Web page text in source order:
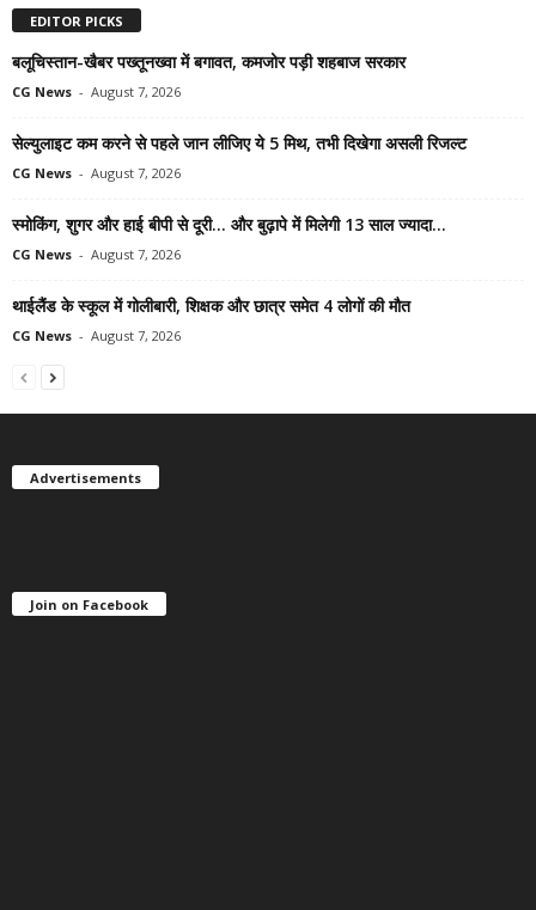
EDITOR PICKS
बलूचिस्तान-खैबर पख्तूनख्वा में बगावत, कमजोर पड़ी शहबाज सरकार
CG News - August 7, 2026
सेल्युलाइट कम करने से पहले जान लीजिए ये 5 मिथ, तभी दिखेगा असली रिजल्ट
CG News - August 7, 2026
स्मोकिंग, शुगर और हाई बीपी से दूरी… और बुढ़ापे में मिलेगी 13 साल ज्यादा...
CG News - August 7, 2026
थाईलैंड के स्कूल में गोलीबारी, शिक्षक और छात्र समेत 4 लोगों की मौत
CG News - August 7, 2026
Advertisements
Join on Facebook